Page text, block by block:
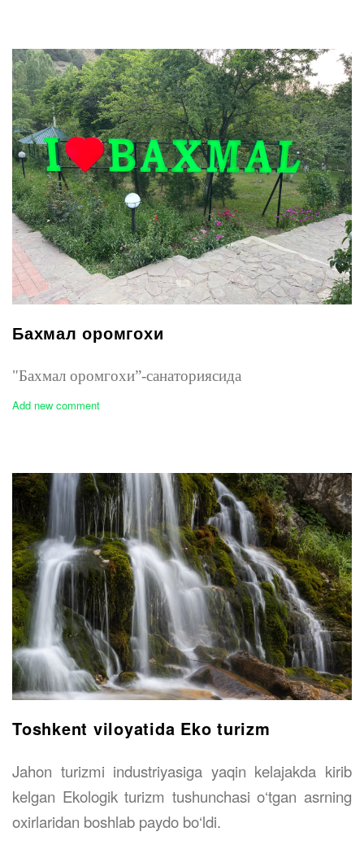
Бахмал оромгохи
"Бахмал оромгохи”-санаториясида
Add new comment
Toshkent viloyatida Eko turizm
Jahon turizmi industriyasiga yaqin kelajakda kirib
kelgan Ekologik turizm tushunchasi o‘tgan asrning
oxirlaridan boshlab paydo bo‘ldi.